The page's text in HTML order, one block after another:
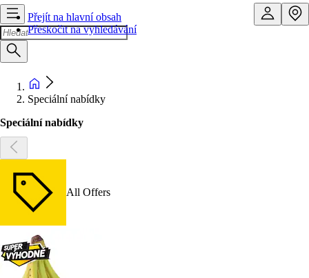
Přejít na hlavní obsah
Přeskočit na vyhledávání
Speciální nabídky
Speciální nabídky
All Offers